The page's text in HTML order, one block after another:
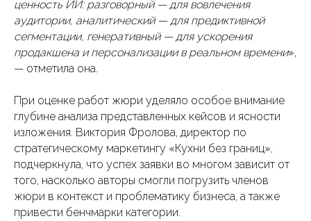
ценность ИИ: разговорный — для вовлечения
аудитории, аналитический — для предиктивной
сегментации, генеративный — для ускорения
продакшена и персонализации в реальном времени»,
— отметила она.
При оценке работ жюри уделяло особое внимание
глубине анализа представленных кейсов и ясности
изложения. Виктория Фролова, директор по
стратегическому маркетингу «Кухни без границ»,
подчеркнула, что успех заявки во многом зависит от
того, насколько авторы смогли погрузить членов
жюри в контекст и проблематику бизнеса, а также
привести бенчмарки категории.